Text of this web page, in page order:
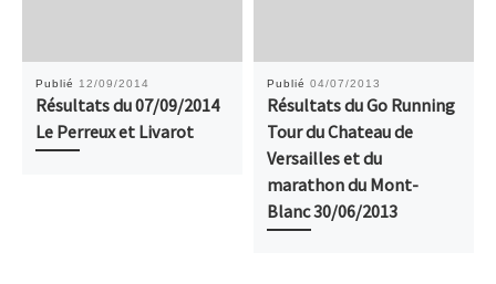
Publié 12/09/2014
Résultats du 07/09/2014
Le Perreux et Livarot
Publié 04/07/2013
Résultats du Go Running
Tour du Chateau de
Versailles et du
marathon du Mont-
Blanc 30/06/2013